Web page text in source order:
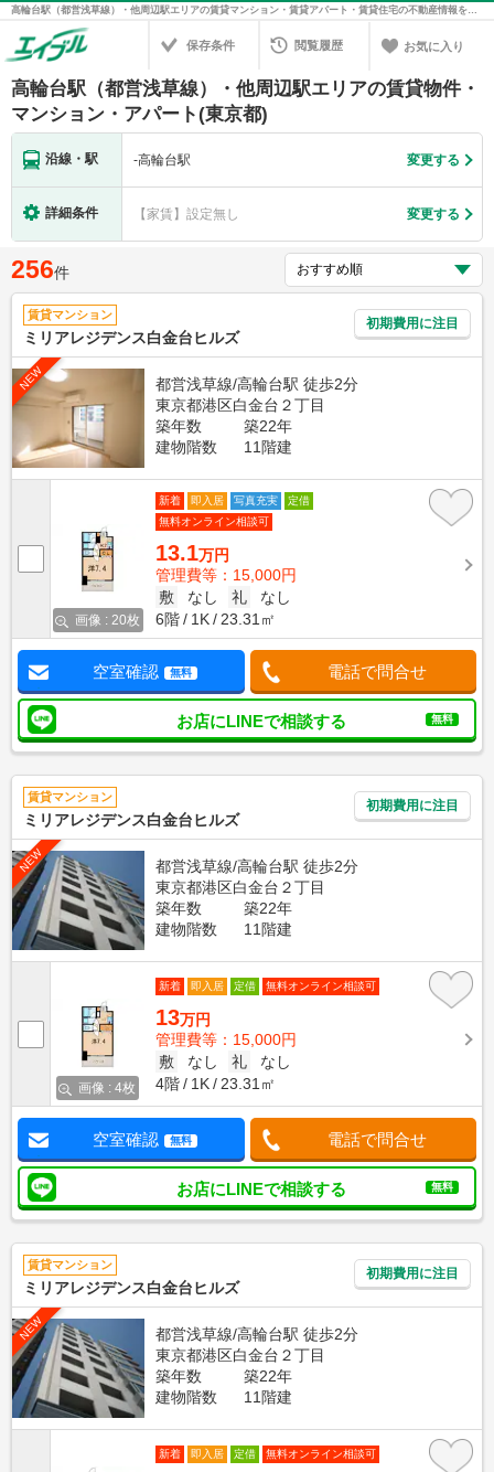
高輪台駅（都営浅草線）・他周辺駅エリアの賃貸マンション・賃貸アパート・賃貸住宅の不動産情報を検索！不動産賃貸の物件探しは、お部屋探しのエイブル
保存条件 閲覧履歴 お気に入り
高輪台駅（都営浅草線）・他周辺駅エリアの賃貸物件・
マンション・アパート(東京都)
沿線・駅 -高輪台駅 変更する
詳細条件 【家賃】設定無し 変更する
256件
賃貸マンション
ミリアレジデンス白金台ヒルズ
初期費用に注目
NEW
都営浅草線/高輪台駅 徒歩2分
東京都港区白金台２丁目
築年数
築22年
建物階数
11階建
画像 : 20枚
新着 即入居 写真充実
定借
無料オンライン相談可
13.1万円
管理費等：15,000円
敷
なし 礼
なし
6階
1K 23.31㎡
空室確認 無料 電話で問合せ
お店にLINEで相談する 無料
賃貸マンション
ミリアレジデンス白金台ヒルズ
初期費用に注目
NEW
都営浅草線/高輪台駅 徒歩2分
東京都港区白金台２丁目
築年数
築22年
建物階数
11階建
画像 : 4枚
新着 即入居 定借 無料オンライン相談可
13万円
管理費等：15,000円
敷
なし 礼
なし
4階
1K 23.31㎡
空室確認 無料 電話で問合せ
お店にLINEで相談する 無料
賃貸マンション
ミリアレジデンス白金台ヒルズ
初期費用に注目
NEW
都営浅草線/高輪台駅 徒歩2分
東京都港区白金台２丁目
築年数
築22年
建物階数
11階建
新着 即入居 定借 無料オンライン相談可